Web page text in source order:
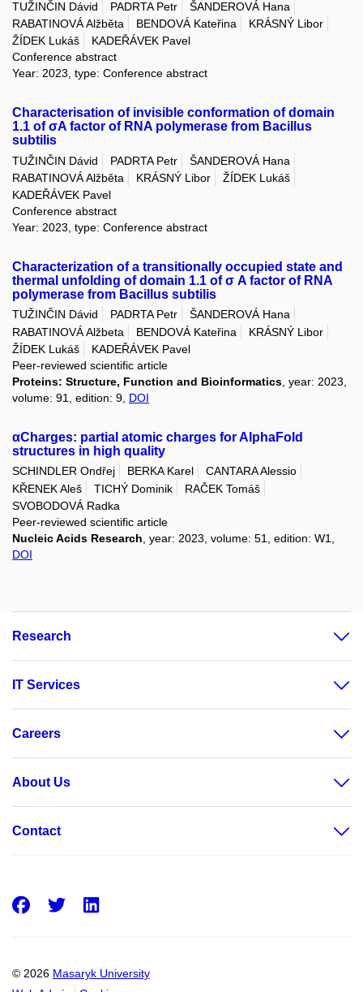
TUŽINČIN Dávid PADRTA Petr
ŠANDEROVÁ Hana
RABATINOVÁ Alžběta
BENDOVÁ Kateřina
KRÁSNÝ Libor
ŽÍDEK Lukáš
KADEŘÁVEK Pavel
Conference abstract
Year: 2023, type: Conference abstract
Characterisation of invisible conformation of domain
1.1 of σA factor of RNA polymerase from Bacillus
subtilis
TUŽINČIN Dávid PADRTA Petr
ŠANDEROVÁ Hana
RABATINOVÁ Alžběta
KRÁSNÝ Libor
ŽÍDEK Lukáš
KADEŘÁVEK Pavel
Conference abstract
Year: 2023, type: Conference abstract
Characterization of a transitionally occupied state and
thermal unfolding of domain 1.1 of σ A factor of RNA
polymerase from Bacillus subtilis
TUŽINČIN Dávid PADRTA Petr
ŠANDEROVÁ Hana
RABATINOVÁ Alžbeta
BENDOVÁ Kateřina
KRÁSNÝ Libor
ŽÍDEK Lukáš
KADEŘÁVEK Pavel
Peer-reviewed scientific article
Proteins: Structure, Function and Bioinformatics , year: 2023,
volume: 91, edition: 9, DOI
αCharges: partial atomic charges for AlphaFold
structures in high quality
SCHINDLER Ondřej BERKA Karel
CANTARA Alessio
KŘENEK Aleš
TICHÝ Dominik
RAČEK Tomáš
SVOBODOVÁ Radka
Peer-reviewed scientific article
Nucleic Acids Research , year: 2023, volume: 51, edition: W1,
DOI
Research
IT Services
Careers
About Us
Contact
© 2026 Masaryk University
Facebook
Twitter